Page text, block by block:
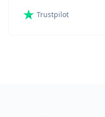
Trustpilot